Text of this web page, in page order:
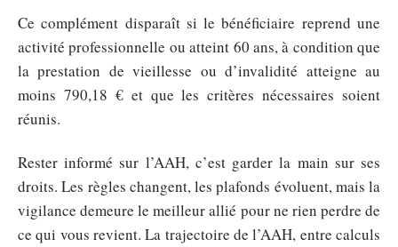
Ce complément disparaît si le bénéficiaire reprend une
activité professionnelle ou atteint 60 ans, à condition que
la prestation de vieillesse ou d’invalidité atteigne au
moins 790,18 € et que les critères nécessaires soient
réunis.
Rester informé sur l’AAH, c’est garder la main sur ses
droits. Les règles changent, les plafonds évoluent, mais la
vigilance demeure le meilleur allié pour ne rien perdre de
ce qui vous revient. La trajectoire de l’AAH, entre calculs